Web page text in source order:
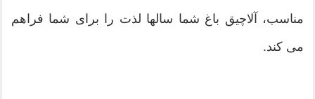
مناسب، آلاچیق باغ شما سالها لذت را برای شما فراهم
می کند.